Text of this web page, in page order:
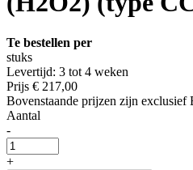
Te bestellen per
stuks
Levertijd: 3 tot 4 weken
Prijs € 217,00
Bovenstaande prijzen zijn exclusief
Aantal
-
+